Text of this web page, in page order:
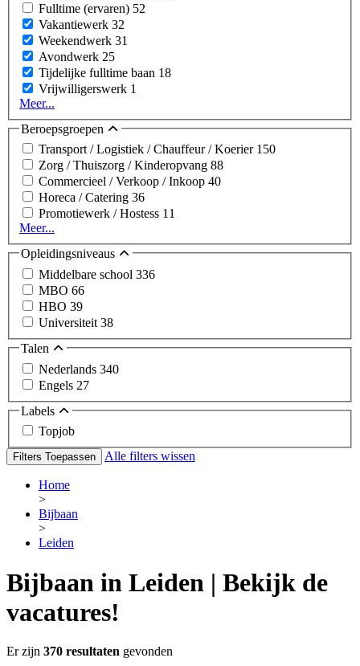
Fulltime (ervaren) 52
Vakantiewerk 32
Weekendwerk 31
Avondwerk 25
Tijdelijke fulltime baan 18
Vrijwilligerswerk 1
Meer...
Beroepsgroepen
Transport / Logistiek / Chauffeur / Koerier 150
Zorg / Thuiszorg / Kinderopvang 88
Commercieel / Verkoop / Inkoop 40
Horeca / Catering 36
Promotiewerk / Hostess 11
Meer...
Opleidingsniveaus
Middelbare school 336
MBO 66
HBO 39
Universiteit 38
Talen
Nederlands 340
Engels 27
Labels
Topjob
Filters Toepassen Alle filters wissen
Home
>
Bijbaan
>
Leiden
Bijbaan in Leiden | Bekijk de
vacatures!
Er zijn 370 resultaten gevonden